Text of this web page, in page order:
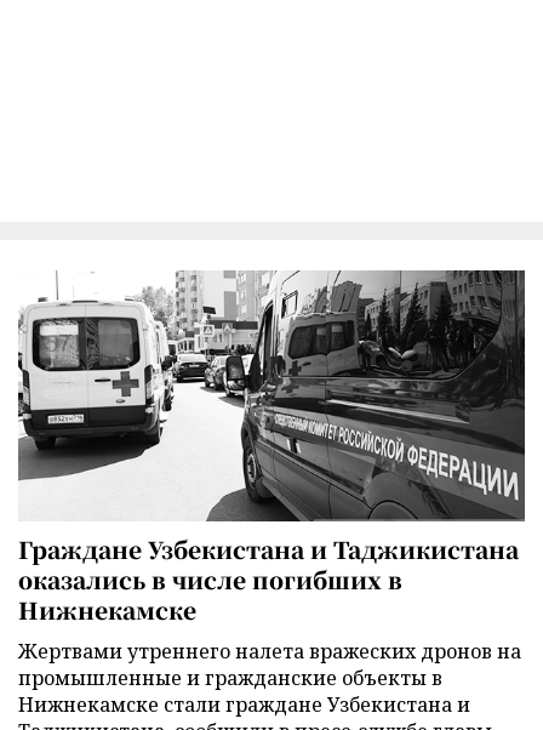
Граждане Узбекистана и Таджикистана
оказались в числе погибших в
Нижнекамске
Жертвами утреннего налета вражеских дронов на
промышленные и гражданские объекты в
Нижнекамске стали граждане Узбекистана и